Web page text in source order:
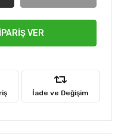
VER
İade ve Değişim